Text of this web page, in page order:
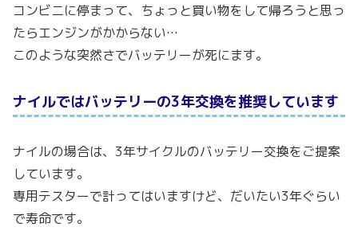
コンビニに停まって、ちょっと買い物をして帰ろうと思っ
たらエンジンがかからない…
このような突然さでバッテリーが死にます。
ナイルではバッテリーの3年交換を推奨しています
ナイルの場合は、3年サイクルのバッテリー交換をご提案
しています。
専用テスターで計ってはいますけど、だいたい3年ぐらい
で寿命です。